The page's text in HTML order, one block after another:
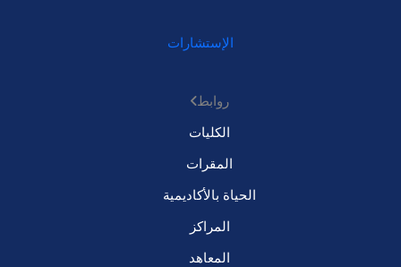
الإستشارات
روابط
الكليات
المقرات
الحياة بالأكاديمية
المراكز
المعاهد